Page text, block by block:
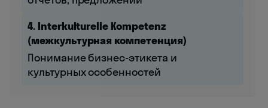
4. Interkulturelle Kompetenz
(межкультурная компетенция)
Понимание бизнес-этикета и
культурных особенностей